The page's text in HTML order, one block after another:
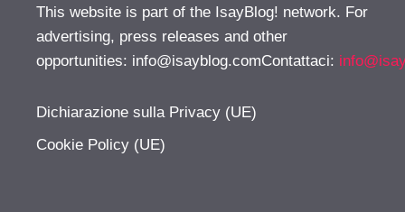
This website is part of the IsayBlog! network. For
advertising, press releases and other
opportunities: info@isayblog.comContattaci:
Dichiarazione sulla Privacy (UE)
Cookie Policy (UE)